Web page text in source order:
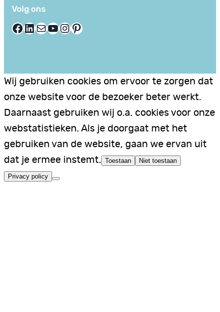
Volg ons
Facebook LinkedIn E-mail YouTube InstagramPinterest
Wij gebruiken cookies om ervoor te zorgen dat
onze website voor de bezoeker beter werkt.
Daarnaast gebruiken wij o.a. cookies voor onze
webstatistieken. Als je doorgaat met het
gebruiken van de website, gaan we ervan uit
dat je ermee instemt. Toestaan Niet toestaan
Privacy policy